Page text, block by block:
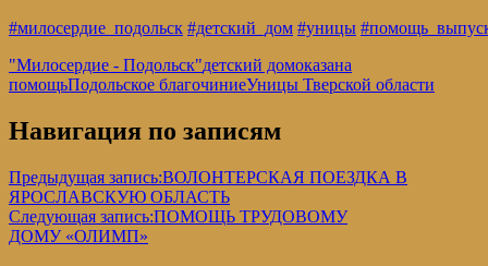
#милосердие_подольск #детский_дом #уницы
"Милосердие - Подольск"детский домоказана
помощьПодольское благочиниеУницы Тверской области
Навигация по записям
Предыдущая запись:ВОЛОНТЕРСКАЯ ПОЕЗДКА В
ЯРОСЛАВСКУЮ ОБЛАСТЬ
Следующая запись:ПОМОЩЬ ТРУДОВОМУ
ДОМУ «ОЛИМП»